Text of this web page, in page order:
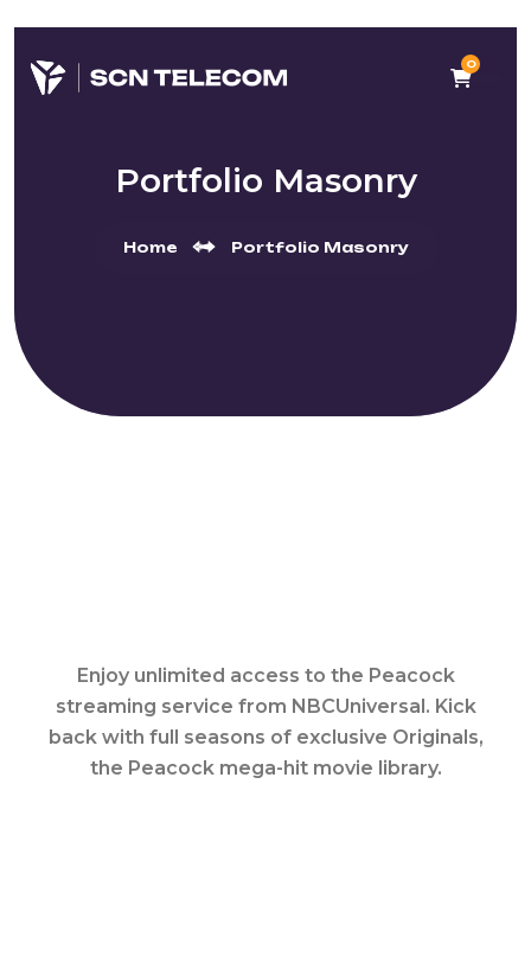
0
Portfolio Masonry
Home Portfolio Masonry
Enjoy unlimited access to the Peacock
streaming service from NBCUniversal. Kick
back with full seasons of exclusive Originals,
the Peacock mega-hit movie library.